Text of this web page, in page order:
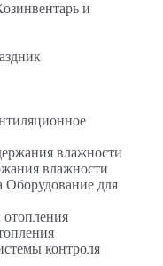
и
влажности
Оборудование для
контроля